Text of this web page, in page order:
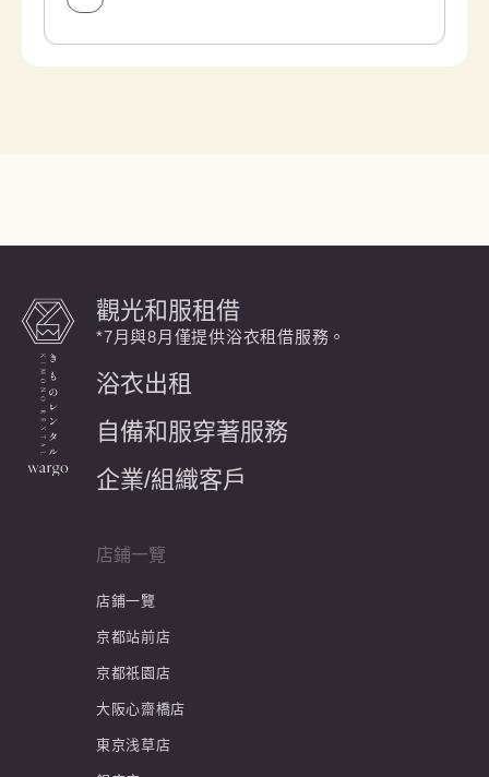
觀光和服租借
*7月與8月僅提供浴衣租借服務。
浴衣出租
自備和服穿著服務
企業/組織客戶
店鋪一覽
店鋪一覽
京都站前店
京都祇園店
大阪心齋橋店
東京浅草店